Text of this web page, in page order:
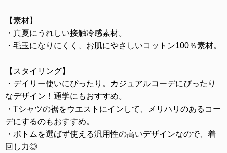
【素材】
・真夏にうれしい接触冷感素材。
・毛玉になりにくく、お肌にやさしいコットン100％素材。
【スタイリング】
・デイリー使いにぴったり。カジュアルコーデにぴったり
なデザイン！通学にもおすすめ。
・Tシャツの裾をウエストにインして、メリハリのあるコー
デにするのもおすすめ。
・ボトムを選ばず使える汎用性の高いデザインなので、着
回し力◎